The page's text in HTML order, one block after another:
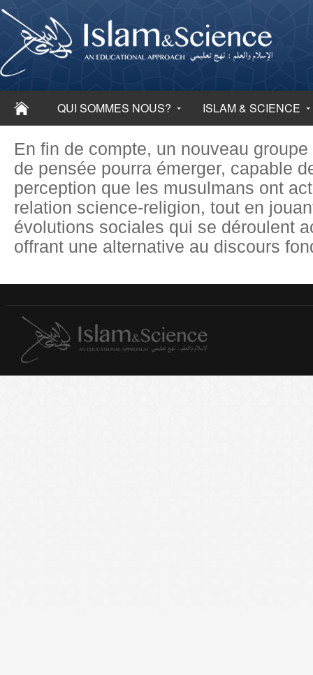
QUI SOMMES NOUS? ISLAM & SCIENCE
En fin de compte, un nouveau
de pensée pourra émerger, capable
perception que les musulmans ont
relation science-religion, tout en
évolutions sociales qui se déroulent
offrant une alternative au discours